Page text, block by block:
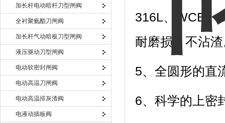
加长杆电动暗杆刀型闸阀
全衬聚氨酯刀闸阀
加长杆气动暗板刀型闸阀
液压驱动刀型闸阀
电动软密封闸阀
电动高温刀闸阀
电动高温排灰渣阀
电液动插板阀
316L、WCB、
耐磨损、不沾
5、全圆形的直
6、科学的上密